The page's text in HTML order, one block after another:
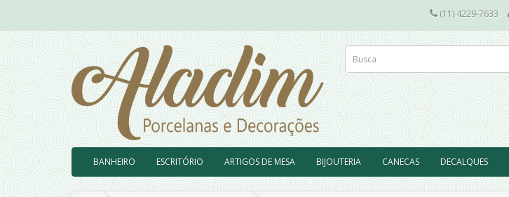
(11) 4229-7633
BANHEIRO ESCRITÓRIO ARTIGOS DE MESA BIJOUTERIA CANECAS DECALQUES